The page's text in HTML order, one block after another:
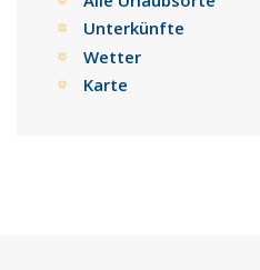
Unterkünfte
Wetter
Karte